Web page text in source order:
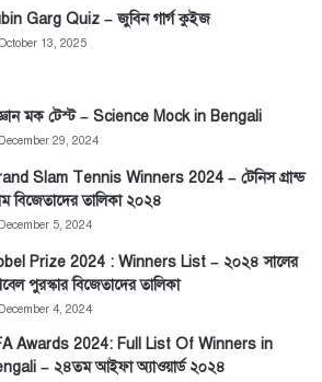
Garg Quiz – জুবিন গার্গ কুইজ
13, 2025
মক টেস্ট – Science Mock in Bengali
December 29, 2024
Slam Tennis Winners 2024 – টেনিস গ্রান্ড
বিজেতাদের তালিকা ২০২৪
December 5, 2024
Prize 2024 : Winners List – ২০২৪ সালের
পুরস্কার বিজেতাদের তালিকা
December 4, 2024
Awards 2024: Full List Of Winners in
– ২৪তম আইফা অ্যাওয়ার্ড ২০২৪